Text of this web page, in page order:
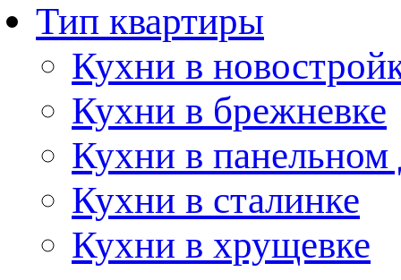
Тип квартиры
Кухни в
Кухни в брежневке
Кухни в панельном
Кухни в сталинке
Кухни в хрущевке